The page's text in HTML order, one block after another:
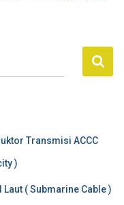
Transmisi ACCC
)
( Submarine Cable )